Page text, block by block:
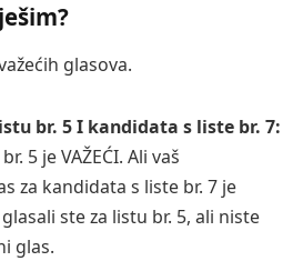
glasova.
br. 5 I kandidata s liste br. 7:
5 je VAŽEĆI. Ali vaš
za kandidata s liste br. 7 je
glasali ste za listu br. 5, ali niste
glas.